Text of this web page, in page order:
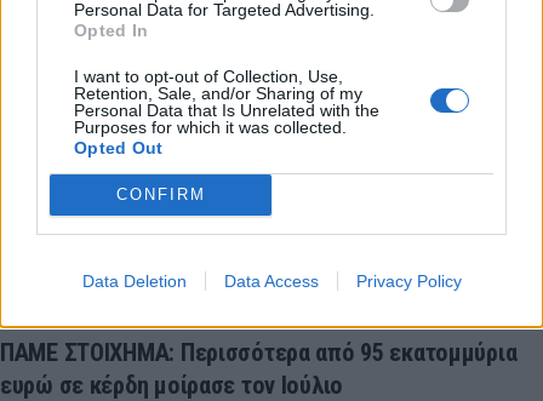
Personal Data for Targeted Advertising.
Opted In
I want to opt-out of Collection, Use,
Retention, Sale, and/or Sharing of my
Personal Data that Is Unrelated with the
Purposes for which it was collected.
Opted Out
CONFIRM
Data Deletion Data Access Privacy Policy
Συνδεθείτε για να σχολιάσετε
LATEST NEWS
MUNDOBASKET
Παγκοσμίου Κυπέλλου
16:27
ΠΑΜΕ ΣΤΟΙΧΗΜΑ: Περισσότερα από 95 εκατομμύρια
ευρώ σε κέρδη μοίρασε τον Ιούλιο